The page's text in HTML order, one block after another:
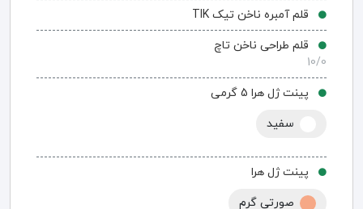
قلم آمبره ناخن تیک TIK
قلم طراحی ناخن تاچ
10/0
پینت ژل هرا 5 گرمی
سفید
پینت ژل هرا
صورتی گرم